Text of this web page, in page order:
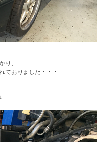
り、
ておりました・・・